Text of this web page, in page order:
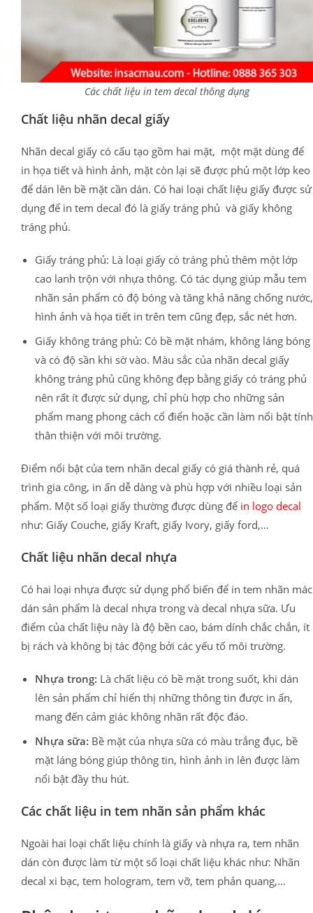
Các chất liệu in tem decal thông dụng
Chất liệu nhãn decal giấy
Nhãn decal giấy có cấu tạo gồm hai mặt, một mặt dùng để
in họa tiết và hình ảnh, mặt còn lại sẽ được phủ một lớp keo
để dán lên bề mặt cần dán. Có hai loại chất liệu giấy được sử
dụng để in tem decal đó là giấy tráng phủ và giấy không
tráng phủ.
Giấy tráng phủ: Là loại giấy có tráng phủ thêm một lớp
cao lanh trộn với nhựa thông. Có tác dụng giúp mẫu tem
nhãn sản phẩm có độ bóng và tăng khả năng chống nước,
hình ảnh và họa tiết in trên tem cũng đẹp, sắc nét hơn.
Giấy không tráng phủ: Có bề mặt nhám, không láng bóng
và có độ sần khi sờ vào. Màu sắc của nhãn decal giấy
không tráng phủ cũng không đẹp bằng giấy có tráng phủ
nên rất ít được sử dụng, chỉ phù hợp cho những sản
phẩm mang phong cách cổ điển hoặc cần làm nổi bật tính
thân thiện với môi trường.
Điểm nổi bật của tem nhãn decal giấy có giá thành rẻ, quá
trình gia công, in ấn dễ dàng và phù hợp với nhiều loại sản
phẩm. Một số loại giấy thường được dùng để in logo decal
như: Giấy Couche, giấy Kraft, giấy Ivory, giấy ford,…
Chất liệu nhãn decal nhựa
Có hai loại nhựa được sử dụng phổ biến để in tem nhãn mác
dán sản phẩm là decal nhựa trong và decal nhựa sữa. Ưu
điểm của chất liệu này là độ bền cao, bám dính chắc chắn, ít
bị rách và không bị tác động bởi các yếu tố môi trường.
Nhựa trong: Là chất liệu có bề mặt trong suốt, khi dán
lên sản phẩm chỉ hiển thị những thông tin được in ấn,
mang đến cảm giác không nhãn rất độc đáo.
Nhựa sữa: Bề mặt của nhựa sữa có màu trắng đục, bề
mặt láng bóng giúp thông tin, hình ảnh in lên được làm
nổi bật đầy thu hút.
Các chất liệu in tem nhãn sản phẩm khác
Ngoài hai loại chất liệu chính là giấy và nhựa ra, tem nhãn
dán còn được làm từ một số loại chất liệu khác như: Nhãn
decal xi bạc, tem hologram, tem vỡ, tem phản quang,…